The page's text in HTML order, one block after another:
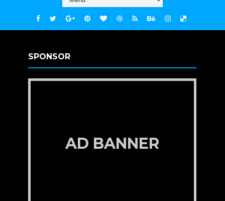
SPONSOR
AD BANNER